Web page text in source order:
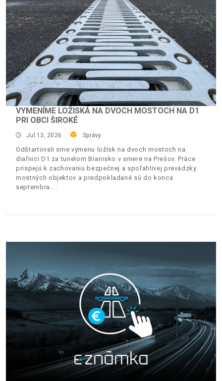
VYMENÍME LOŽISKÁ NA DVOCH MOSTOCH NA D1
PRI OBCI ŠIROKÉ
Jul 13, 2026 Správy
Odštartovali sme výmenu ložísk na dvoch mostoch na
diaľnici D1 za tunelom Branisko v smere na Prešov. Práce
prispejú k zachovaniu bezpečnej a spoľahlivej prevádzky
mostných objektov a predpokladané sú do konca
septembra.